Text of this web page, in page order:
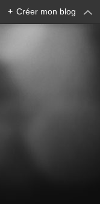
+ Créer mon blog